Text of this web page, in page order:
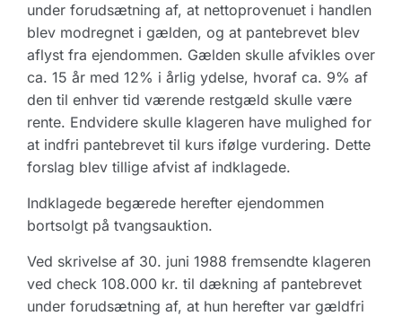
under forudsætning af, at nettoprovenuet i handlen
blev modregnet i gælden, og at pantebrevet blev
aflyst fra ejendommen. Gælden skulle afvikles over
ca. 15 år med 12% i årlig ydelse, hvoraf ca. 9% af
den til enhver tid værende restgæld skulle være
rente. Endvidere skulle klageren have mulighed for
at indfri pantebrevet til kurs ifølge vurdering. Dette
forslag blev tillige afvist af indklagede.
Indklagede begærede herefter ejendommen
bortsolgt på tvangsauktion.
Ved skrivelse af 30. juni 1988 fremsendte klageren
ved check 108.000 kr. til dækning af pantebrevet
under forudsætning af, at hun herefter var gældfri